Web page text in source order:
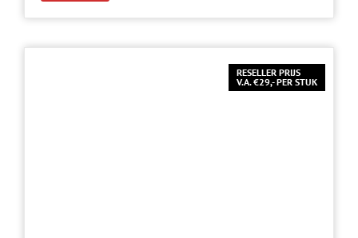
RESELLER PRIJS
V.A. €29,- PER STUK